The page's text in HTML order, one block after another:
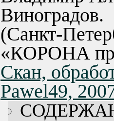
Виноградов.
(Санкт-
«КОРОНА
Скан,
Pawel49,